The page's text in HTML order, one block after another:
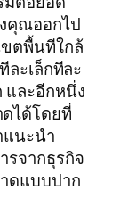
คุณออกไป
ขตพื้นทีใกล้
ละเล็กทีละ
และอีกหนึ่ง
ได้โดยที่
แนะนำ
รจากธุรกิจ
ดแบบปาก